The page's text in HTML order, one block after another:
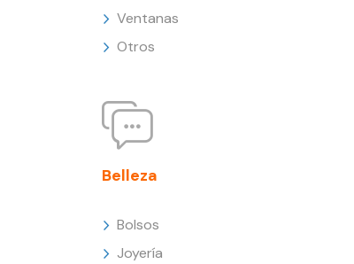
Ventanas
Otros
Belleza
Bolsos
Joyería